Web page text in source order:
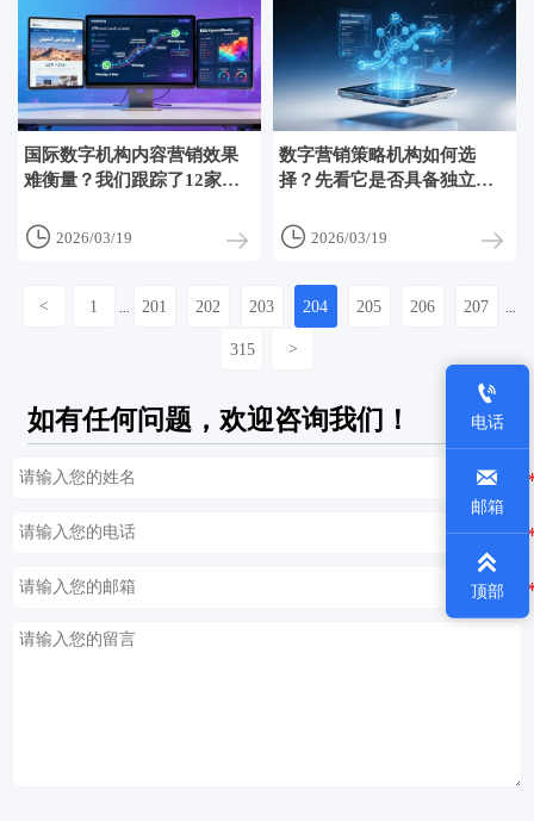
国际数字机构内容营销效果
难衡量？我们跟踪了12家出
个关键归因盲点
 2026/03/19
数字营销策略机构如何选
择？先看它是否具备独立广
接入能力和AB测试执行流程
 2026/03/19
< 1 201 202 203 204 205 206 207
315 >
如有任何问题，欢迎咨询我们！

电话

邮箱

顶部